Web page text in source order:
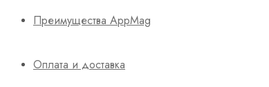
Преимущества AppMag
Оплата и доставка